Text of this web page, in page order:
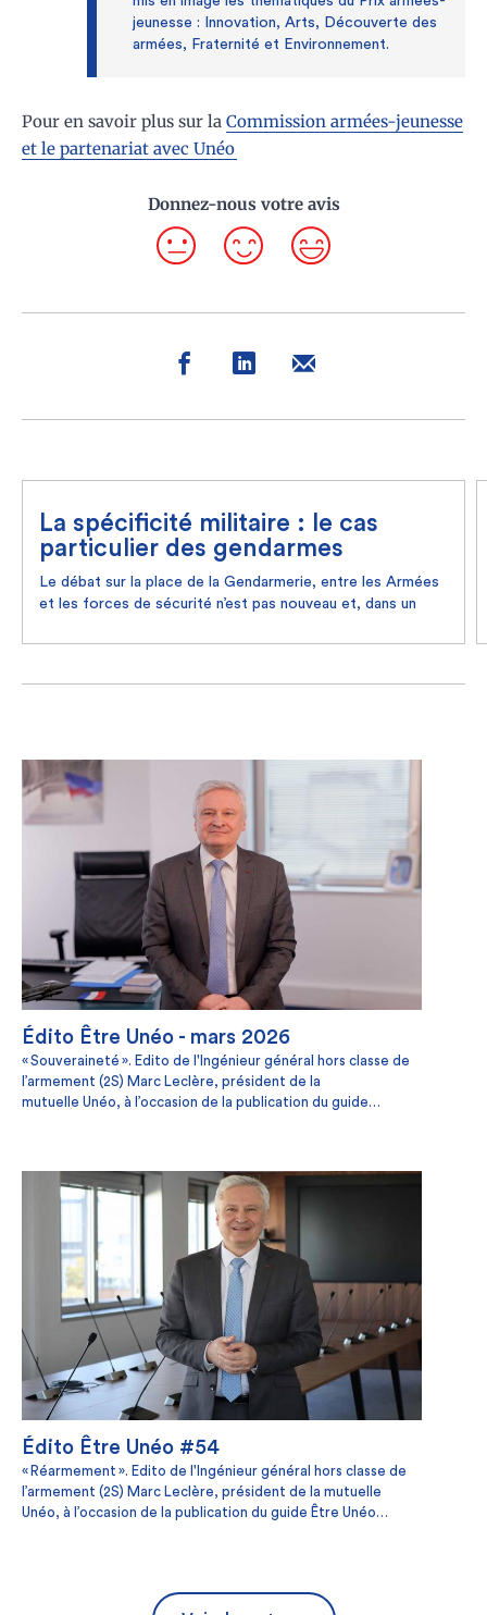
jeunesse : Innovation, Arts, Découverte des
armées, Fraternité et Environnement.
Pour en savoir plus sur la Commission armées-jeunesse
et le partenariat avec Unéo
Donnez-nous votre avis
La spécificité militaire : le cas
particulier des gendarmes
Le débat sur la place de la Gendarmerie, entre les Armées
et les forces de sécurité n’est pas nouveau et, dans un
Édito Être Unéo - mars 2026
« Souveraineté ». Edito de l'Ingénieur général hors classe de
l’armement (2S) Marc Leclère, président de la
mutuelle Unéo, à l’occasion de la publication du guide
Édito Être Unéo #54
« Réarmement ». Edito de l'Ingénieur général hors classe de
l’armement (2S) Marc Leclère, président de la mutuelle
Unéo, à l’occasion de la publication du guide Être Unéo